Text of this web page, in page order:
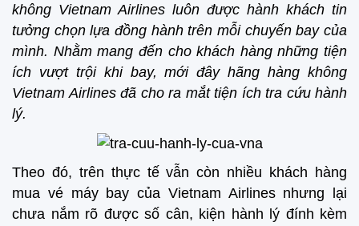
không Vietnam Airlines luôn được hành khách tin
tưởng chọn lựa đồng hành trên mỗi chuyến bay của
mình. Nhằm mang đến cho khách hàng những tiện
ích vượt trội khi bay, mới đây hãng hàng không
Vietnam Airlines đã cho ra mắt tiện ích tra cứu hành
lý.
Theo đó, trên thực tế vẫn còn nhiều khách hàng
mua vé máy bay của Vietnam Airlines nhưng lại
chưa nắm rõ được số cân, kiện hành lý đính kèm